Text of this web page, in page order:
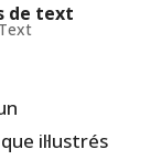
de text
il·lustrés